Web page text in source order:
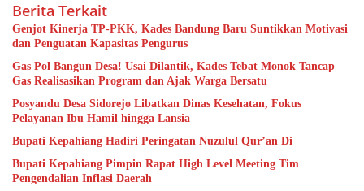
Berita Terkait
Genjot Kinerja TP-PKK, Kades Bandung Baru Suntikkan Motivasi
dan Penguatan Kapasitas Pengurus
Gas Pol Bangun Desa! Usai Dilantik, Kades Tebat Monok Tancap
Gas Realisasikan Program dan Ajak Warga Bersatu
Posyandu Desa Sidorejo Libatkan Dinas Kesehatan, Fokus
Pelayanan Ibu Hamil hingga Lansia
Bupati Kepahiang Hadiri Peringatan Nuzulul Qur’an Di
Bupati Kepahiang Pimpin Rapat High Level Meeting Tim
Pengendalian Inflasi Daerah